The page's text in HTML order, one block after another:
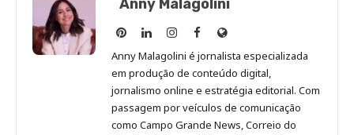
Anny Malagolini
Anny
Malagolini
no
Pinterest
Anny
Malagolini
no
LinkedIn
Anny
Malagolini
no
Instagram
Anny
Malagolini
no
Facebook
Site
de
Anny
Malagolini
Anny Malagolini é jornalista especializada
em produção de conteúdo digital,
jornalismo online e estratégia editorial. Com
passagem por veículos de comunicação
como Campo Grande News, Correio do